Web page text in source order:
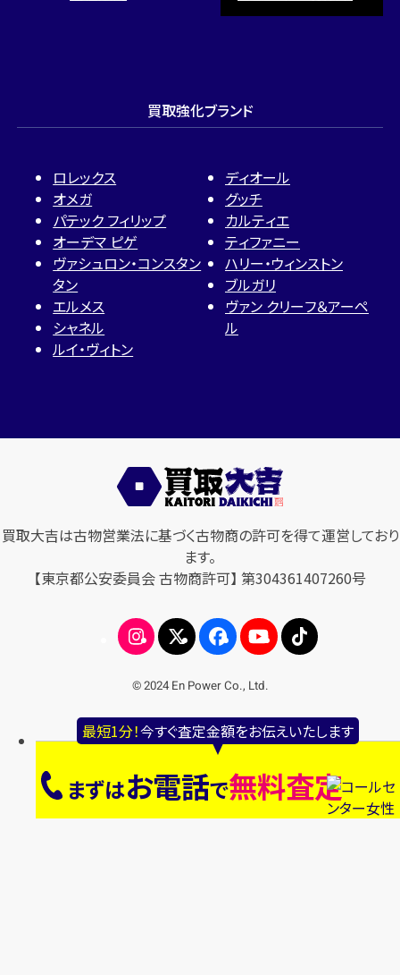
最短1分！今すぐ査定金額をお伝えいたします
まずはお電話で無料査定
買取強化ブランド
ロレックス
オメガ
パテック フィリップ
オーデマ ピゲ
ヴァシュロン・コンスタン
タン
エルメス
シャネル
ルイ・ヴィトン
ディオール
グッチ
カルティエ
ティファニー
ハリー・ウィンストン
ブルガリ
ヴァン クリーフ＆アーペ
ル
買取大吉は古物営業法に基づく古物商の許可を得て運営しており
ます。
【東京都公安委員会 古物商許可】 第304361407260号
© 2024 En Power Co., Ltd.